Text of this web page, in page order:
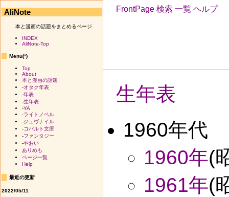
FrontPage 検索 一覧 ヘルプ
生年表
1960年代
1960年(
1961年(
AliNote
本と漫画の話題をまとめるページ
INDEX
AliNote-Top
Menu(*)
Top
About
本と漫画の話題
-オタク年表
-年表
-生年表
-YA
-ライトノベル
-ジュヴナイル
-コバルト文庫
-ファンタジー
-やおい
ありめも
ページ一覧
Help
最近の更新
2022/05/11